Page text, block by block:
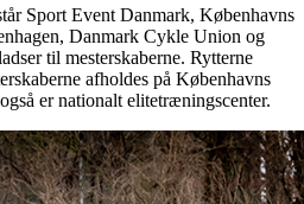
Sport Event Danmark, Københavns
Danmark Cykle Union og
til mesterskaberne. Rytterne
afholdes på Københavns
er nationalt elitetræningscenter.